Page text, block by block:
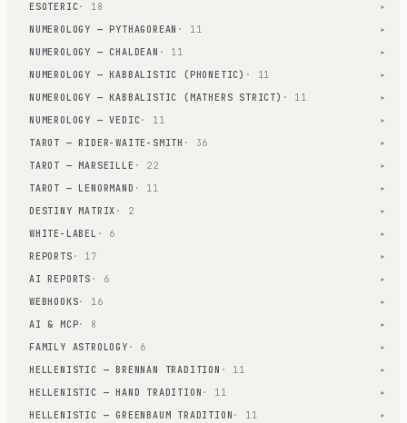
ESOTERIC· 18 ▾
NUMEROLOGY — PYTHAGOREAN · 11 ▾
NUMEROLOGY — CHALDEAN · 11 ▾
NUMEROLOGY — KABBALISTIC (PHONETIC) · 11 ▾
NUMEROLOGY — KABBALISTIC (MATHERS STRICT) · 11 ▾
NUMEROLOGY — VEDIC· 11 ▾
TAROT — RIDER-WAITE-SMITH · 36 ▾
TAROT — MARSEILLE · 22 ▾
TAROT — LENORMAND · 11 ▾
DESTINY MATRIX · 2 ▾
WHITE-LABEL · 6 ▾
REPORTS · 17 ▾
AI REPORTS · 6 ▾
WEBHOOKS· 16 ▾
AI & MCP· 8 ▾
FAMILY ASTROLOGY · 6 ▾
HELLENISTIC — BRENNAN TRADITION · 11 ▾
HELLENISTIC — HAND TRADITION · 11 ▾
HELLENISTIC — GREENBAUM TRADITION · 11 ▾